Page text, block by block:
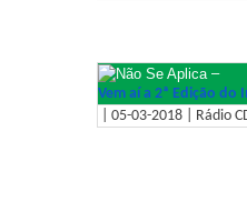
–
Vem aí a 2ª Edição do
| 05-03-2018 | Rádio